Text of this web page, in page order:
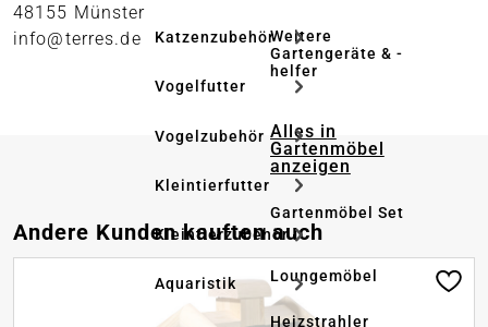
Katzenzubehör
Vogelfutter
Vogelzubehör
Kleintierfutter
Kleintierzubehör
Aquaristik
Weitere
Gartengeräte & -
helfer
Alles in
Gartenmöbel
anzeigen
Gartenmöbel Set
Loungemöbel
Heizstrahler
48155 Münster
info@terres.de
Produktgalerie überspringen
Andere Kunden kauften auch